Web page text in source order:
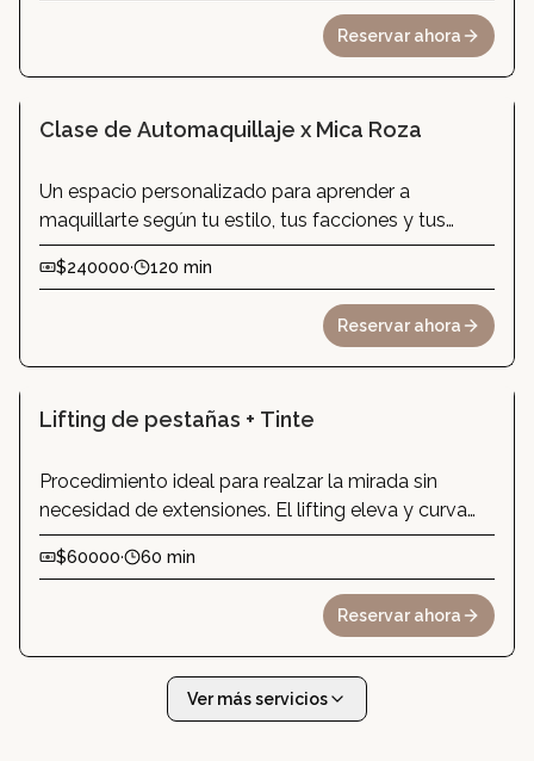
Reservar ahora
Clase de Automaquillaje x Mica Roza
Un espacio personalizado para aprender a
maquillarte según tu estilo, tus facciones y tus
necesidades. En esta clase vas a incorporar
técnicas prácticas para lograr looks de día, de
$240000· 120 min
Reservar ahora
Lifting de pestañas + Tinte
Procedimiento ideal para realzar la mirada sin
necesidad de extensiones. El lifting eleva y curva
las pestañas naturales desde la raíz, logrando un
efecto más abierto y definido. Se complementa
con tinte, que intensifica el color para que se vean
más oscuras, largas y marcadas. El resultado es
natural, elegante y práctico: una mirada lista todos
los días, sin necesidad de máscara.
$60000· 60 min
Reservar ahora
Ver más servicios